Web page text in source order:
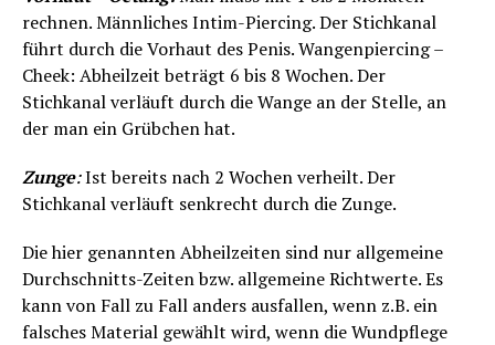
rechnen. Männliches Intim-Piercing. Der Stichkanal
führt durch die Vorhaut des Penis. Wangenpiercing –
Cheek: Abheilzeit beträgt 6 bis 8 Wochen. Der
Stichkanal verläuft durch die Wange an der Stelle, an
der man ein Grübchen hat.
Zunge:Ist bereits nach 2 Wochen verheilt. Der
Stichkanal verläuft senkrecht durch die Zunge.
Die hier genannten Abheilzeiten sind nur allgemeine
Durchschnitts-Zeiten bzw. allgemeine Richtwerte. Es
kann von Fall zu Fall anders ausfallen, wenn z.B. ein
falsches Material gewählt wird, wenn die Wundpflege